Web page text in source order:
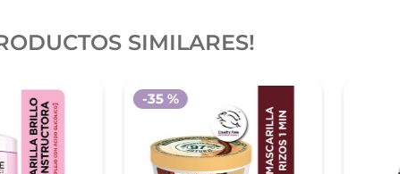
SIMILARES!
-35 %